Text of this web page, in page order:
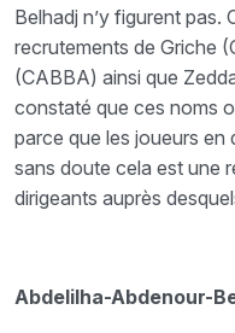
Belhadj n’y figurent pas.
recrutements de Griche
(CABBA) ainsi que
constaté que ces noms
parce que les joueurs en
sans doute cela est une
dirigeants auprès
Abdelilha-Abdenour-